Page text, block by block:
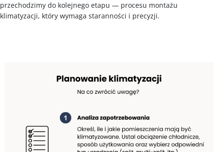
przechodzimy do kolejnego etapu — procesu montażu
klimatyzacji, który wymaga staranności i precyzji.